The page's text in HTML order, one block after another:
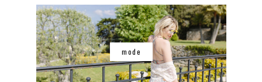
mode